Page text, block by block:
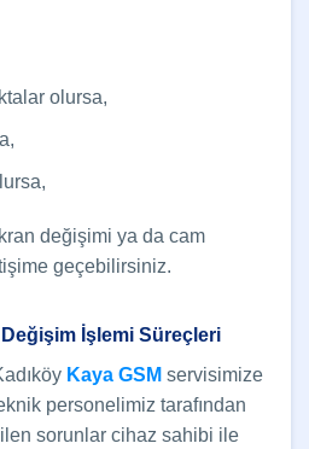
olursa,
değişimi ya da cam
geçebilirsiniz.
İşlemi Süreçleri
Kaya GSM servisimize
personelimiz tarafından
sorunlar cihaz sahibi ile